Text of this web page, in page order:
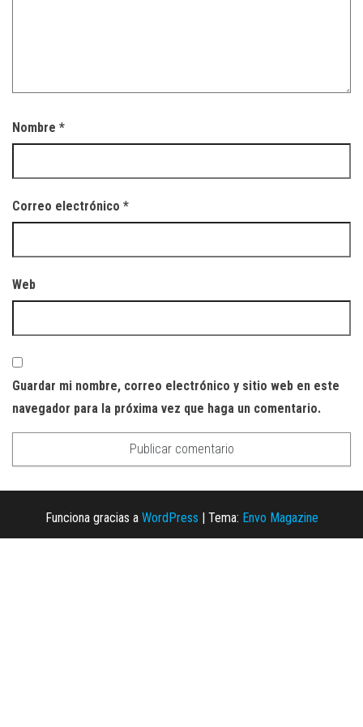
Nombre *
Correo electrónico *
Web
Guardar mi nombre, correo electrónico y sitio web en este
navegador para la próxima vez que haga un comentario.
Funciona gracias a WordPress Tema: Envo Magazine